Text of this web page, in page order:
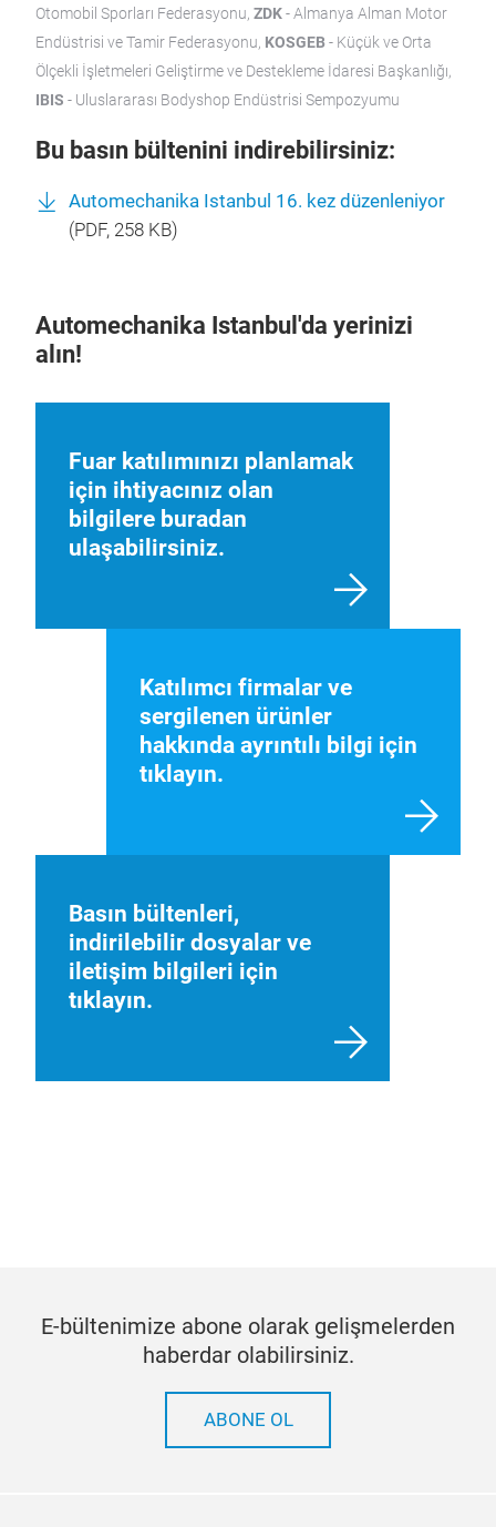
Otomobil Sporları Federasyonu, ZDK- Almanya Alman Motor
Endüstrisi ve Tamir Federasyonu, KOSGEB- Küçük ve Orta
Ölçekli İşletmeleri Geliştirme ve Destekleme İdaresi Başkanlığı,
IBIS - Uluslararası Bodyshop Endüstrisi Sempozyumu
Bu basın bültenini indirebilirsiniz:
Automechanika Istanbul 16. kez düzenleniyor
(PDF, 258 KB)
Automechanika Istanbul'da yerinizi
alın!
Fuar katılımınızı planlamak
için ihtiyacınız olan
bilgilere buradan
ulaşabilirsiniz.
Katılımcı firmalar ve
sergilenen ürünler
hakkında ayrıntılı bilgi için
tıklayın.
Basın bültenleri,
indirilebilir dosyalar ve
iletişim bilgileri için
tıklayın.
E-bültenimize abone olarak gelişmelerden
haberdar olabilirsiniz.
ABONE OL